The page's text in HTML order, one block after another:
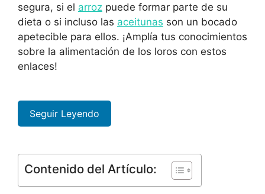
segura, si el arroz puede formar parte de su
dieta o si incluso las aceitunas son un bocado
apetecible para ellos. ¡Amplía tus conocimientos
sobre la alimentación de los loros con estos
enlaces!
Seguir Leyendo
Contenido del Artículo: